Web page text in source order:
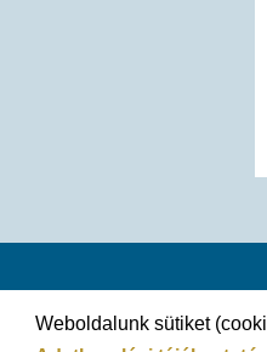
Weboldalunk sütiket